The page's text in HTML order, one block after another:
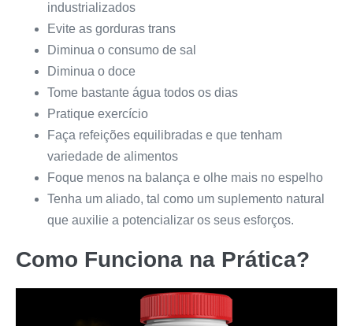
industrializados
Evite as gorduras trans
Diminua o consumo de sal
Diminua o doce
Tome bastante água todos os dias
Pratique exercício
Faça refeições equilibradas e que tenham
variedade de alimentos
Foque menos na balança e olhe mais no espelho
Tenha um aliado, tal como um suplemento natural
que auxilie a potencializar os seus esforços.
Como Funciona na Prática?